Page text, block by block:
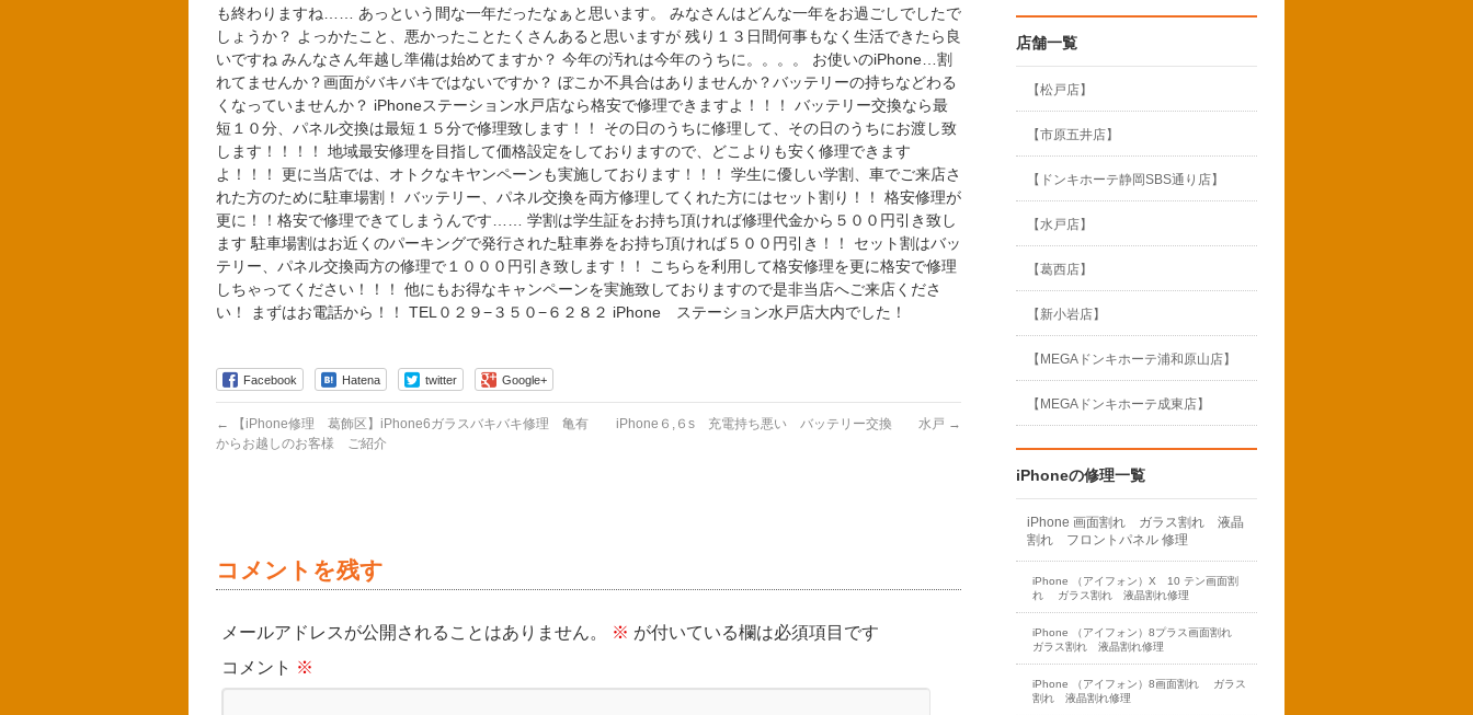
も終わりますね…… あっという間な一年だったなぁと思います。 みなさんはどんな一年をお過ごしでしたで
しょうか？ よっかたこと、悪かったことたくさんあると思いますが 残り１３日間何事もなく生活できたら良
いですね みんなさん年越し準備は始めてますか？ 今年の汚れは今年のうちに。。。。 お使いのiPhone…割
れてませんか？画面がバキバキではないですか？ ぼこか不具合はありませんか？バッテリーの持ちなどわる
くなっていませんか？ iPhoneステーション水戸店なら格安で修理できますよ！！！ バッテリー交換なら最
短１０分、パネル交換は最短１５分で修理致します！！ その日のうちに修理して、その日のうちにお渡し致
します！！！！ 地域最安修理を目指して価格設定をしておりますので、どこよりも安く修理できます
よ！！！ 更に当店では、オトクなキヤンペーンも実施しております！！！ 学生に優しい学割、車でご来店さ
れた方のために駐車場割！ バッテリー、パネル交換を両方修理してくれた方にはセット割り！！ 格安修理が
更に！！格安で修理できてしまうんです…… 学割は学生証をお持ち頂ければ修理代金から５００円引き致し
ます 駐車場割はお近くのパーキングで発行された駐車券をお持ち頂ければ５００円引き！！ セット割はバッ
テリー、パネル交換両方の修理で１０００円引き致します！！ こちらを利用して格安修理を更に格安で修理
しちゃってください！！！ 他にもお得なキャンペーンを実施致しておりますので是非当店へご来店くださ
い！ まずはお電話から！！ TEL０２９−３５０−６２８２ iPhone ステーション水戸店大内でした！
Facebook Hatena twitter Google+
←
【iPhone修理 葛飾区】iPhone6ガラスバキバキ修理 亀有
からお越しのお客様 ご紹介
iPhone６,６s 充電持ち悪い バッテリー交換 水戸 →
コメントを残す
メールアドレスが公開されることはありません。 ※ が付いている欄は必須項目です
コメント ※
店舗一覧
【松戸店】
【市原五井店】
【ドンキホーテ静岡SBS通り店】
【水戸店】
【葛西店】
【新小岩店】
【MEGAドンキホーテ浦和原山店】
【MEGAドンキホーテ成東店】
iPhoneの修理一覧
iPhone 画面割れ ガラス割れ 液晶
割れ フロントパネル 修理
iPhone （アイフォン）X 10 テン画面割
れ ガラス割れ 液晶割れ修理
iPhone （アイフォン）8プラス画面割れ
ガラス割れ 液晶割れ修理
iPhone （アイフォン）8画面割れ ガラス
割れ 液晶割れ修理